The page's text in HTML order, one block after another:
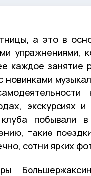
а это в
упражнениями,
каждое занятие
новинками
экскурсиях
побывали
такие
сотни ярких